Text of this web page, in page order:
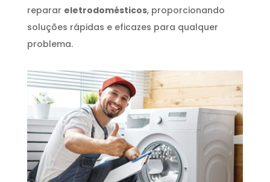
reparar eletrodomésticos, proporcionando
soluções rápidas e eficazes para qualquer
problema.